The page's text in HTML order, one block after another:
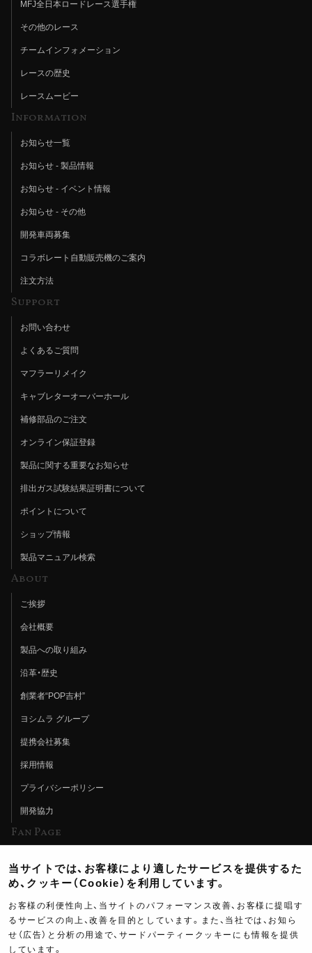
MFJ全日本ロードレース選手権
その他のレース
チームインフォメーション
レースの歴史
レースムービー
Information
お知らせ一覧
お知らせ - 製品情報
お知らせ - イベント情報
お知らせ - その他
開発車両募集
コラボレート自動販売機のご案内
注文方法
Support
お問い合わせ
よくあるご質問
マフラーリメイク
キャブレターオーバーホール
補修部品のご注文
オンライン保証登録
製品に関する重要なお知らせ
排出ガス試験結果証明書について
ポイントについて
ショップ情報
製品マニュアル検索
About
ご挨拶
会社概要
製品への取り組み
沿革・歴史
創業者“POP吉村”
ヨシムラ グループ
提携会社募集
採用情報
プライバシーポリシー
開発協力
Fan Page
ヨシムラTV
イベント情報
イベントスケジュール
ツーリングブレイクタイム
当サイトでは、お客様により適したサービスを提供するた
め、クッキー（Cookie）を利用しています。
お客様の利便性向上、当サイトのパフォーマンス改善、お客様に提唱す
るサービスの向上、改善を目的としています。また、当社では、お知ら
せ（広告）と分析の用途で、サードパーティークッキーにも情報を提供
しています。